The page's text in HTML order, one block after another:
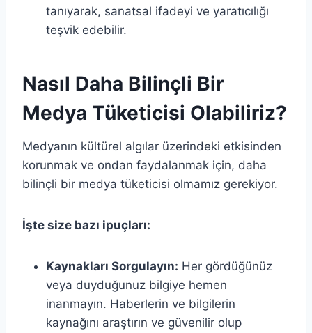
tanıyarak, sanatsal ifadeyi ve yaratıcılığı
teşvik edebilir.
Nasıl Daha Bilinçli Bir
Medya Tüketicisi Olabiliriz?
Medyanın kültürel algılar üzerindeki etkisinden
korunmak ve ondan faydalanmak için, daha
bilinçli bir medya tüketicisi olmamız gerekiyor.
İşte size bazı ipuçları:
Kaynakları Sorgulayın: Her gördüğünüz
veya duyduğunuz bilgiye hemen
inanmayın. Haberlerin ve bilgilerin
kaynağını araştırın ve güvenilir olup